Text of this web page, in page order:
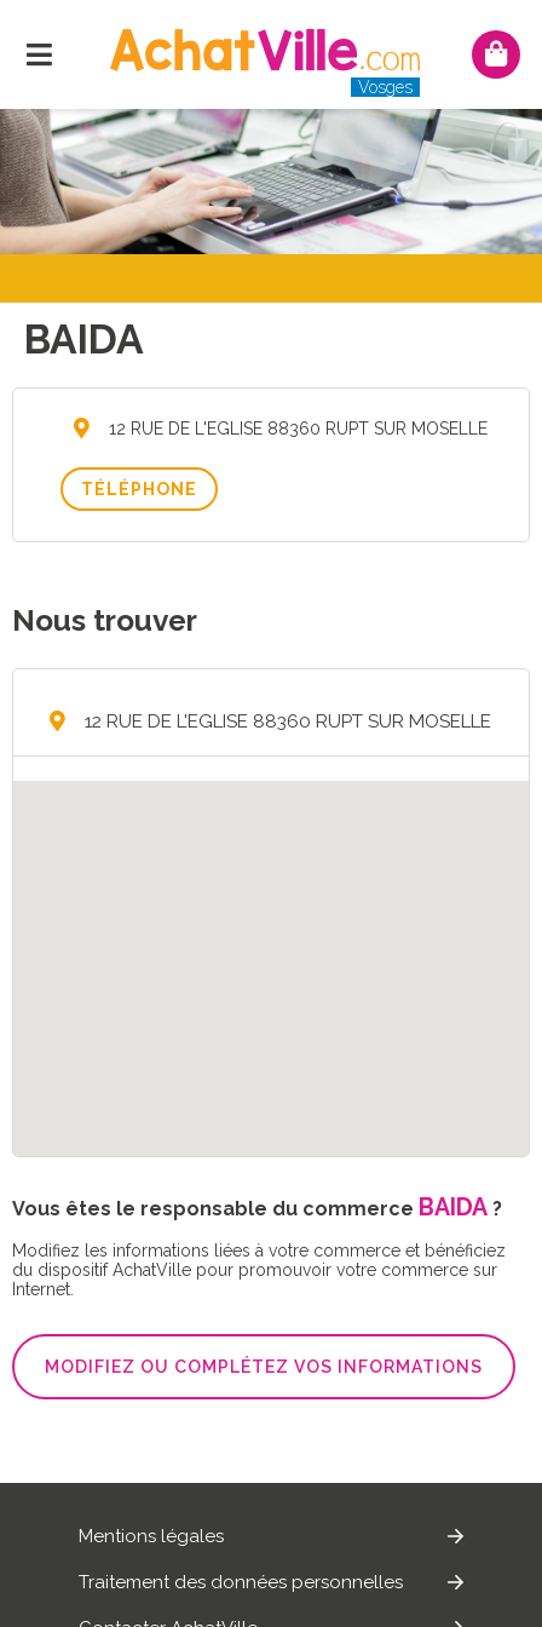
Menu
Vosges
Mon
BAIDA
12 RUE DE L'EGLISE 88360 RUPT SUR MOSELLE
TÉLÉPHONE
Nous trouver
12 RUE DE L'EGLISE 88360 RUPT SUR MOSELLE
Vous êtes le responsable du commerce BAIDA ?
Modifiez les informations liées à votre commerce et bénéficiez
du dispositif AchatVille pour promouvoir votre commerce sur
Internet.
MODIFIEZ OU COMPLÉTEZ VOS INFORMATIONS
Mentions légales
Traitement des données personnelles